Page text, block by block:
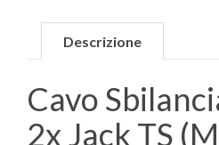
Descrizione
Cavo
2x Jack TS